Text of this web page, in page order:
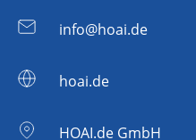
info@hoai.de
hoai.de
HOAI.de GmbH